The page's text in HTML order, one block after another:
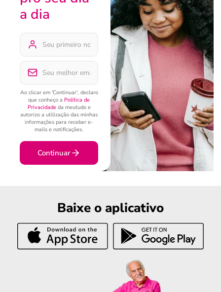
a dia
Ao clicar em 'Continuar', declaro
que conheço a Política de
Privacidadeda meutudo e
autorizo a utilização das minhas
informações para receber e-
mails e notificações.
Continuar
Baixe o aplicativo